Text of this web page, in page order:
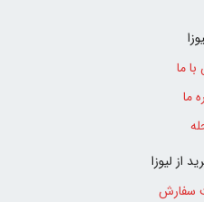
ما
ما
از لیوزا
سفارش